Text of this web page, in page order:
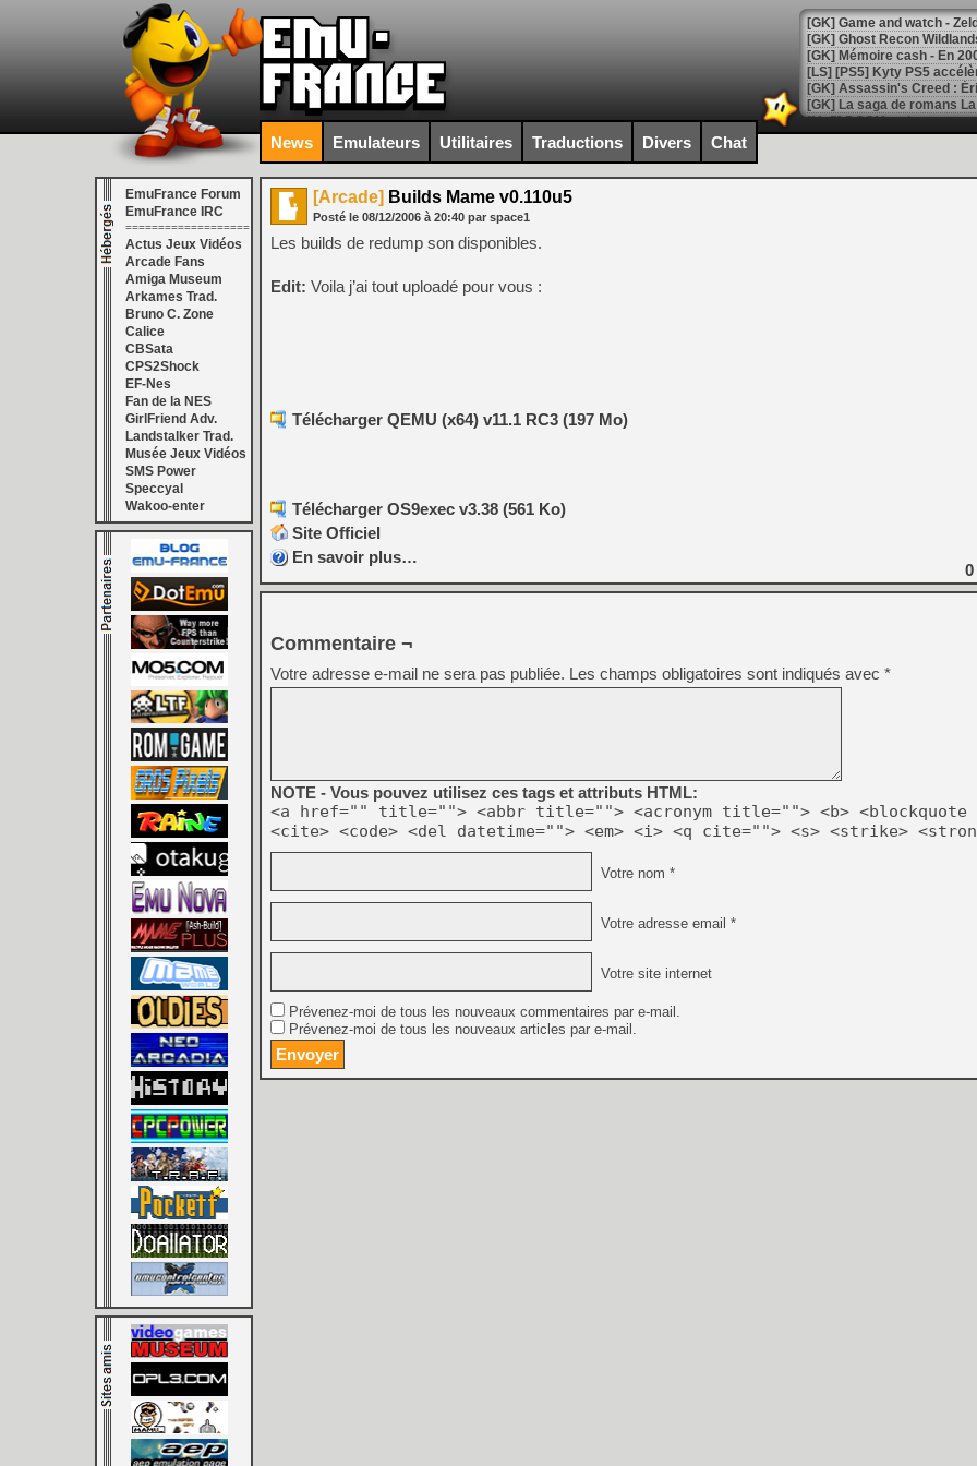
[Mo5] DOOM arrive en
[GK] Bethesda fête les 30
[GK] Roblox : l'action en
[GK] Agenda - GeForce
[LS] [PS5] ps5-y2jb-
[GK] Pourquoi Marvel
[GK] Test : Restory : Chill
[GK] GTA 6 : Rockstar
[GK] Hot Wheels Infinite
[GK] Mémoire cash -
[GK] Résultats Nintendo :
[GK] Déjà des
[Mo5] Brickboy cherche à
[GK] Minecraft et ses «
[GK] Beast of
[GK] Ubisoft : fin de partie
[GK] Mémoire cash -
[GK] Dan Houser (GTA)
[GK] Comment EA Sports
[GK] Crimson Moon : un
[GK] Isle of Reveries : le
[GK] Moonlighter 2 : The
[GK] Capcom relance
[Mo5] Deux inédits du
[GK] Le beat'em up The
[GK] Endless Legend 2 :
[LS] [PS5] Premiers
News Emulateurs Utilitaires Traductions Divers Chat
EmuFrance Forum
EmuFrance IRC
===================
Actus Jeux Vidéos
Arcade Fans
Amiga Museum
Arkames Trad.
Bruno C. Zone
Calice
CBSata
CPS2Shock
EF-Nes
Fan de la NES
GirlFriend Adv.
Landstalker Trad.
Musée Jeux Vidéos
SMS Power
Speccyal
Wakoo-enter
[Arcade] Builds Mame v0.110u5
Posté le 08/12/2006 à 20:40 par space1
Les builds de redump son disponibles.
Edit: Voila j’ai tout uploadé pour vous :
Télécharger QEMU (x64) v11.1 RC3 (197 Mo)
Télécharger OS9exec v3.38 (561 Ko)
Site Officiel
En savoir plus…
0
Commentaire ¬
Votre adresse e-mail ne sera pas publiée. Les champs obligatoires sont indiqués avec *
NOTE - Vous pouvez utilisez ces tags et attributs HTML:
<a href="" title=""> <abbr title=""> <acronym title=""> <b> <blockquote
<cite> <code> <del datetime=""> <em> <i> <q cite=""> <s> <strike>
Votre nom *
Votre adresse email *
Votre site internet
Prévenez-moi de tous les nouveaux commentaires par e-mail.
Prévenez-moi de tous les nouveaux articles par e-mail.